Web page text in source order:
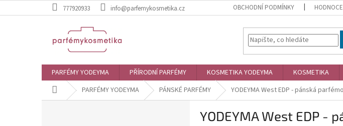
na
777920933 info@parfemykosmetika.cz OBCHODNÍ PODMÍNKY
PARFÉMY YODEYMA PŘÍRODNÍ PARFÉMY KOSMETIKA YODEYMA KOSMETIKA
Domů PARFÉMY YODEYMA PÁNSKÉ PARFÉMY YODEYMA West EDP - pánská
YODEYMA West EDP -